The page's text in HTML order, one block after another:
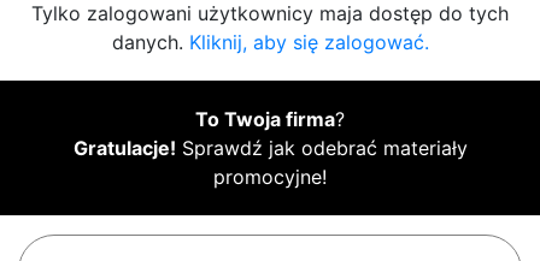
Tylko zalogowani użytkownicy maja dostęp do tych
danych. Kliknij, aby się zalogować.
To Twoja firma?
Gratulacje! Sprawdź jak odebrać materiały
promocyjne!